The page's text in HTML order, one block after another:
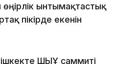
ынтымақтастық
пікірде екенін
ШЫҰ саммиті